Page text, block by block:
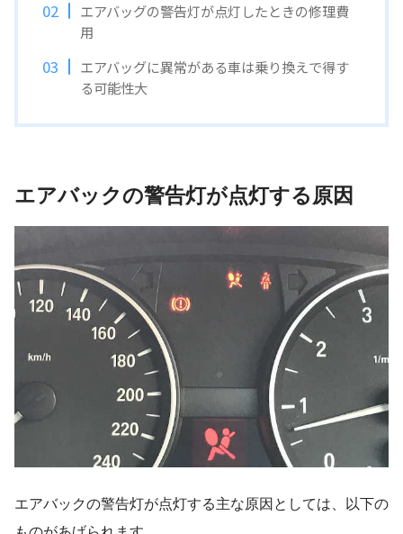
エアバッグの警告灯が点灯したときの修理費
用
エアバッグに異常がある車は乗り換えで得す
る可能性大
エアバックの警告灯が点灯する原因
エアバックの警告灯が点灯する主な原因としては、以下の